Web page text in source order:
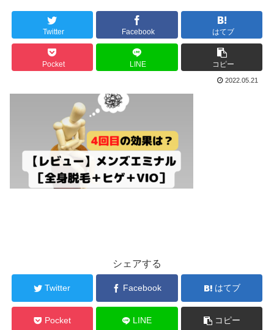
Twitter Facebook はてブ
Pocket LINE コピー
2022.05.21
シェアする
Twitter Facebook はてブ
Pocket LINE コピー